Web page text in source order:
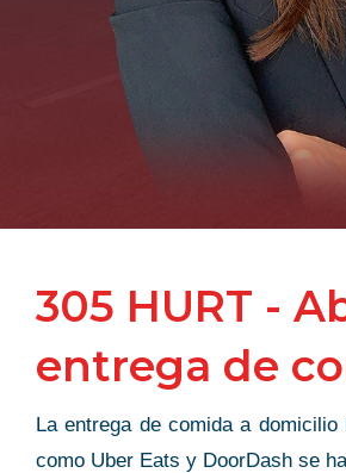
305 HURT -
entrega de
La entrega de comida a
como Uber Eats y DoorDash se